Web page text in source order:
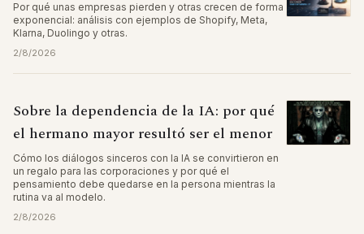
Por qué unas empresas pierden y otras crecen de forma
exponencial: análisis con ejemplos de Shopify, Meta,
Klarna, Duolingo y otras.
2/8/2026
Sobre la dependencia de la IA: por qué
el hermano mayor resultó ser el menor
Cómo los diálogos sinceros con la IA se convirtieron en
un regalo para las corporaciones y por qué el
pensamiento debe quedarse en la persona mientras la
rutina va al modelo.
2/8/2026